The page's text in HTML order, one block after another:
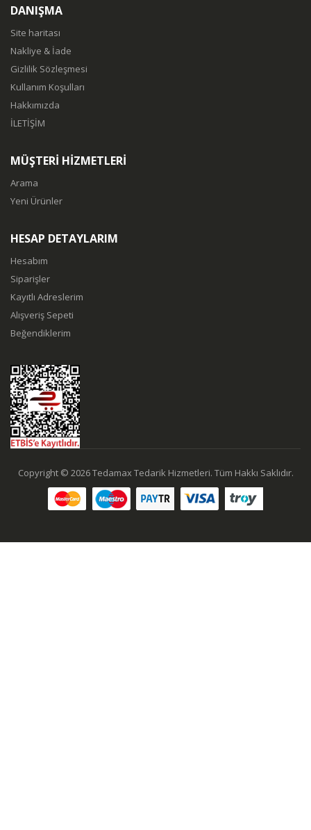
DANIŞMA
Site haritası
Nakliye & İade
Gizlilik Sözleşmesi
Kullanım Koşulları
Hakkımızda
İLETİŞİM
MÜŞTERİ HİZMETLERİ
Arama
Yeni Ürünler
HESAP DETAYLARIM
Hesabım
Siparişler
Kayıtlı Adreslerim
Alışveriş Sepeti
Beğendiklerim
Copyright © 2026 Tedamax Tedarik Hizmetleri. Tüm Hakkı Saklıdır.